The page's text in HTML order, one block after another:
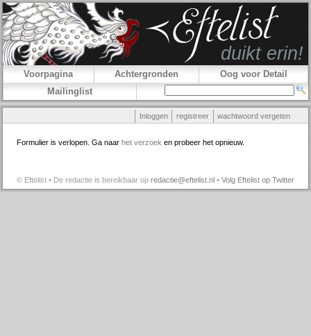
Voorpagina Achtergronden
Oog voor Detail
Mailinglist
Inloggen registreer wachtwoord vergeten
Formulier is verlopen. Ga naar het verzoek en probeer het opnieuw.
© Eftelist • De redactie is bereikbaar op redactie@eftelist.nl • Volg Eftelist op Twitter